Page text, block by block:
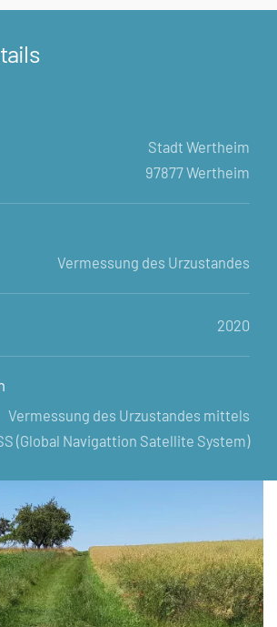
Stadt Wertheim
97877 Wertheim
Vermessung des Urzustandes
2020
Vermessung des Urzustandes mittels
(Global Navigattion Satellite System)